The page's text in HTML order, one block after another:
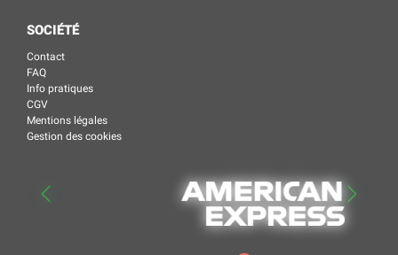
SOCIÉTÉ
Contact
FAQ
Info pratiques
CGV
Mentions légales
Gestion des cookies